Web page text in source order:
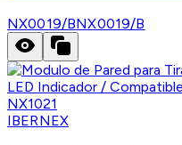
NX0019/BNX0019/B
IBERNEX